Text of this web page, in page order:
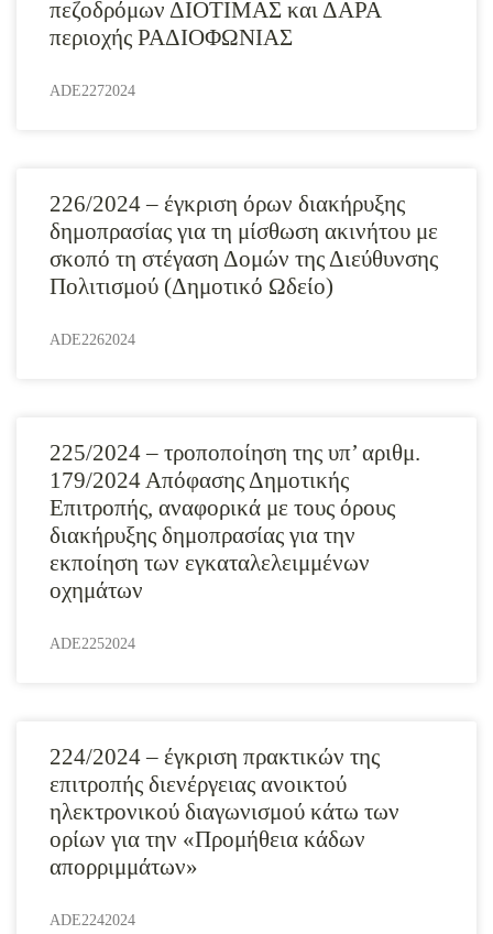
πεζοδρόμων ΔΙΟΤΙΜΑΣ και ΔΑΡΑ
περιοχής ΡΑΔΙΟΦΩΝΙΑΣ
ADE2272024
226/2024 – έγκριση όρων διακήρυξης
δημοπρασίας για τη μίσθωση ακινήτου με
σκοπό τη στέγαση Δομών της Διεύθυνσης
Πολιτισμού (Δημοτικό Ωδείο)
ADE2262024
225/2024 – τροποποίηση της υπ’ αριθμ.
179/2024 Απόφασης Δημοτικής
Επιτροπής, αναφορικά με τους όρους
διακήρυξης δημοπρασίας για την
εκποίηση των εγκαταλελειμμένων
οχημάτων
ADE2252024
224/2024 – έγκριση πρακτικών της
επιτροπής διενέργειας ανοικτού
ηλεκτρονικού διαγωνισμού κάτω των
ορίων για την «Προμήθεια κάδων
απορριμμάτων»
ADE2242024